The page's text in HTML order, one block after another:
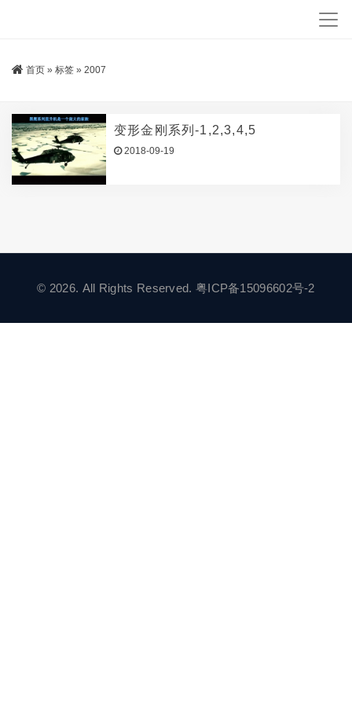
首页 » 标签 » 2007
变形金刚系列-1,2,3,4,5
2018-09-19
© 2026. All Rights Reserved. 粤ICP备15096602号-2